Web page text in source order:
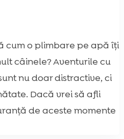
cum o plimbare pe apă îți
câinele? Aventurile cu
nu doar distractive, ci
Dacă vrei să afli
de aceste momente